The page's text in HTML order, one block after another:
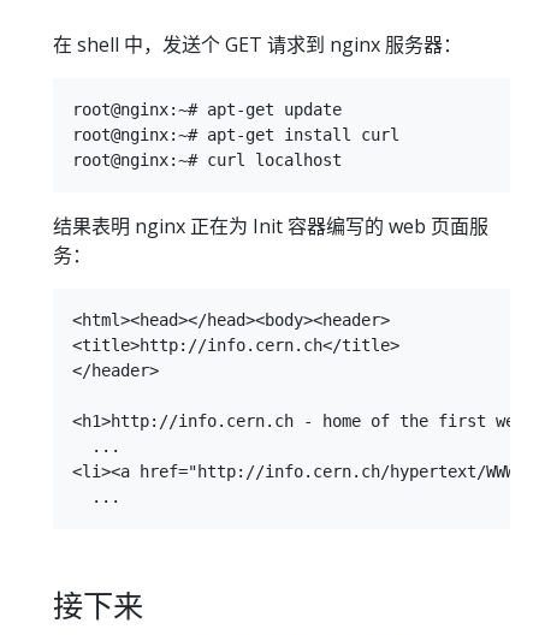
在 shell 中，发送个 GET 请求到 nginx 服务器：
root@nginx:~# apt-get update
root@nginx:~# apt-get install curl
结果表明 nginx 正在为 Init 容器编写的 web 页面服
务：
<html><head></head><body><header>
<title>http://info.cern.ch</title>
</header>
<h1>http://info.cern.ch - home of the first
  ...
<li><a href="http://info.cern.ch/hypertext/
接下来